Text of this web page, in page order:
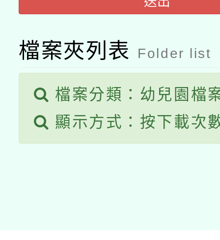
檔案夾列表 Folder list
檔案分類：幼兒園檔
顯示方式：按下載次